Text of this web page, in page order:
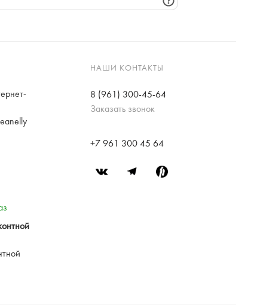
НАШИ КОНТАКТЫ
8 (961) 300-45-64
Заказать звонок
+7 961 300 45 64